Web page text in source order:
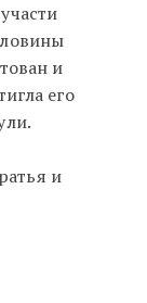
и
его
и